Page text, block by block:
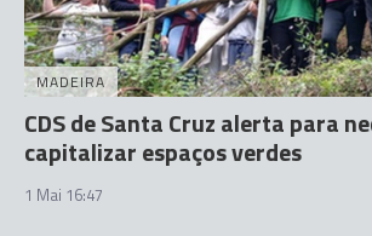
MADEIRA
CDS de Santa Cruz alerta para
capitalizar espaços verdes
1 Mai 16:47